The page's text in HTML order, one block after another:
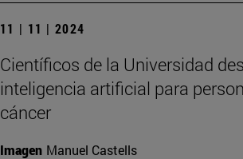
11 | 11 | 2024
Científicos de la Universidad
inteligencia artificial para
cáncer
Imagen Manuel Castells